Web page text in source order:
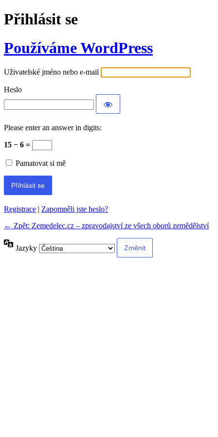
Přihlásit se
Používáme WordPress
Uživatelské jméno nebo e-mail
Heslo
Please enter an answer in digits:
15 − 6 =
Pamatovat si mě
Registrace | Zapomněli jste heslo?
← Zpět: Zemedelec.cz – zpravodajství ze všech oborů zemědělství
Jazyky